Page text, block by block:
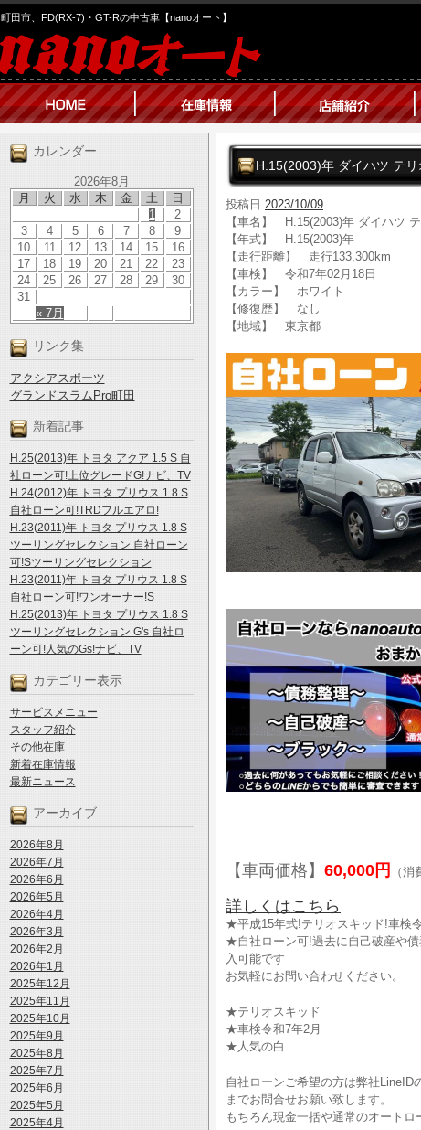
町田市、FD(RX-7)・GT-Rの中古車【nanoオート】
カレンダー
2026年8月
月
火 水 木 金 土 日
« 7月
1
2
3
4 5 6 7 8
9
10
11 12 13 14 15
16
17
18 19 20 21 22
23
24
25 26 27 28 29
30
31
リンク集
アクシアスポーツ
グランドスラムPro町田
新着記事
H.25(2013)年 トヨタ アクア 1.5 S 自
社ローン可!上位グレードG!ナビ、TV
H.24(2012)年 トヨタ プリウス 1.8 S
自社ローン可!TRDフルエアロ!
H.23(2011)年 トヨタ プリウス 1.8 S
ツーリングセレクション 自社ローン
可!Sツーリングセレクション
H.23(2011)年 トヨタ プリウス 1.8 S
自社ローン可!ワンオーナー!S
H.25(2013)年 トヨタ プリウス 1.8 S
ツーリングセレクション G's 自社ロ
ーン可!人気のGs!ナビ、TV
カテゴリー表示
サービスメニュー
スタッフ紹介
その他在庫
新着在庫情報
最新ニュース
アーカイブ
2026年8月
2026年7月
2026年6月
2026年5月
2026年4月
2026年3月
2026年2月
2026年1月
2025年12月
2025年11月
2025年10月
2025年9月
2025年8月
2025年7月
2025年6月
2025年5月
2025年4月
H.15(2003)年 ダイハツ テ
投稿日 2023/10/09
【車名】 H.15(2003)年 ダイハツ
【年式】 H.15(2003)年
【走行距離】 走行133,300km
【車検】 令和7年02月18日
【カラー】 ホワイト
【修復歴】 なし
【地域】 東京都
【車両価格】 60,000円 （消
詳しくはこちら
★平成15年式!テリオスキッド!車検
★自社ローン可!過去に自己破産や
入可能です
お気軽にお問い合わせください。
★テリオスキッド
★車検令和7年2月
★人気の白
自社ローンご希望の方は弊社LineID
までお問合せお願い致します。
もちろん現金一括や通常のオートロ